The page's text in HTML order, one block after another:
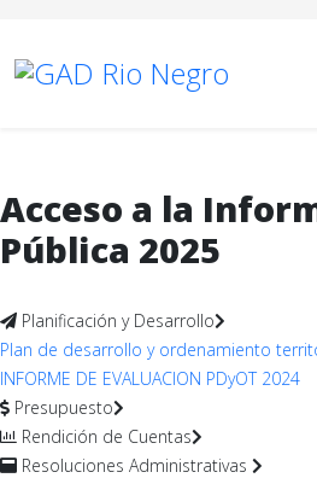
Acceso a la
Pública 2025
Planificación y Desarrollo
Plan de desarrollo y ordenamiento
INFORME DE EVALUACION PDyOT 2024
Presupuesto
Rendición de Cuentas
Resoluciones Administrativas